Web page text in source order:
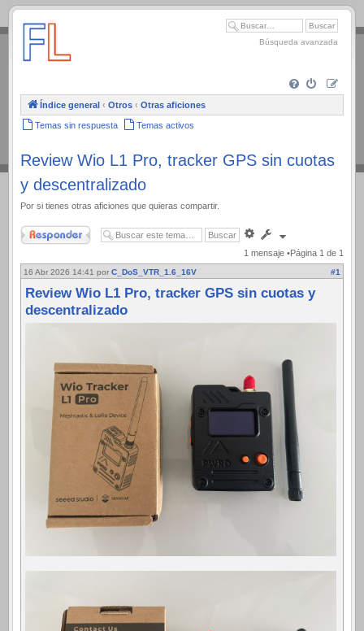
.
Búsqueda avanzada
Índice general ‹ Otros ‹ Otras aficiones
Temas sin respuesta Temas activos
Review Wio L1 Pro, tracker GPS sin cuotas
y descentralizado
Por si tienes otras aficiones que quieras compartir.
Responder
Búsqueda
1 mensaje •Página 1 de 1
16 Abr 2026 14:41 por C_DoS_VTR_1.6_16V #1
Review Wio L1 Pro, tracker GPS sin cuotas y
descentralizado